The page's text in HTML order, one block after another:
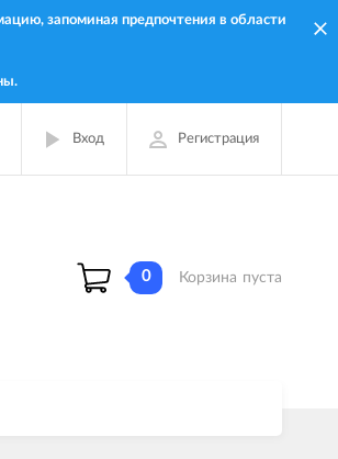
запоминая предпочтения в области
Вход Регистрация
0 Корзина пуста